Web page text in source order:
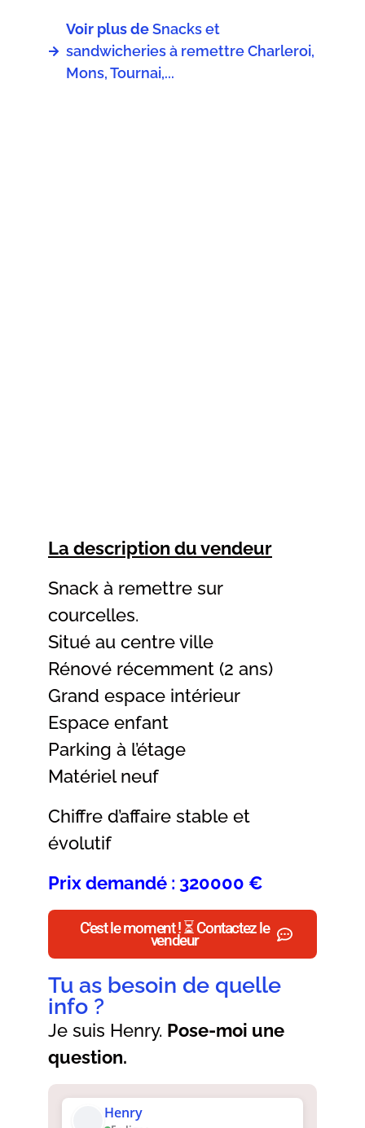
Voir plus deSnacks et
sandwicheries à remettre Charleroi,
Mons, Tournai,...
La description du vendeur
Snack à remettre sur
courcelles.
Situé au centre ville
Rénové récemment (2 ans)
Grand espace intérieur
Espace enfant
Parking à l’étage
Matériel neuf
Chiffre d’affaire stable et
évolutif
Prix demandé : 320000 €
C'est le moment ! ⏳ Contactez le
vendeur
Henry
Je suis Henry. Pose-moi une
question.
Tu as besoin de quelle
info ?